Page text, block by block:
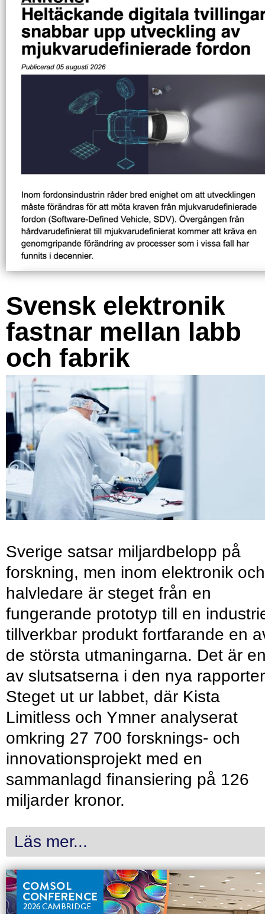
Svensk elektronik
fastnar mellan labb
och fabrik
Sverige satsar miljardbelopp på
forskning, men inom elektronik och
halvledare är steget från en
fungerande prototyp till en
tillverkbar produkt fortfarande en
de största utmaningarna. Det är
av slutsatserna i den nya
Steget ut ur labbet, där Kista
Limitless och Ymner analyserat
omkring 27 700 forsknings- och
innovationsprojekt med en
sammanlagd finansiering på 126
miljarder kronor.
Läs mer...